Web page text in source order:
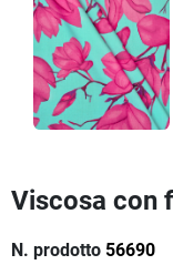
Viscosa con
N. prodotto 56690